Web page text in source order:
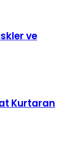
ve
Kurtaran